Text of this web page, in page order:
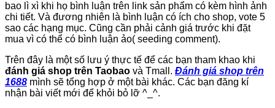
bao lì xì khi họ bình luận trên link sản phẩm có kèm hình ảnh
chi tiết. Và đương nhiên là bình luận có ích cho shop, vote 5
sao các hạng mục. Cũng cần phải cảnh giá trước khi đặt
mua vì có thể có bình luận ảo( seeding comment).
Trên đây là một số lưu ý thực tế để các bạn tham khao khi
đánh giá shop trên Taobao và Tmall. Đánh giá shop trên
1688 mình sẽ tổng hợp ở một bài khác. Các bạn đăng kí
nhận bài viết mới để khỏi bỏ lỡ ^_^.